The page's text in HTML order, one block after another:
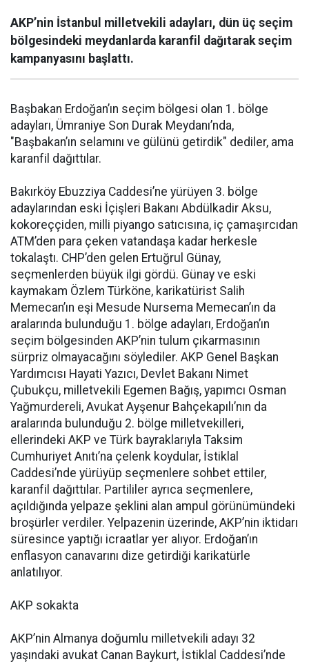
AKP’nin İstanbul milletvekili adayları, dün üç seçim
bölgesindeki meydanlarda karanfil dağıtarak seçim
kampanyasını başlattı.
Başbakan Erdoğan’ın seçim bölgesi olan 1. bölge
adayları, Ümraniye Son Durak Meydanı’nda,
"Başbakan’ın selamını ve gülünü getirdik" dediler, ama
karanfil dağıttılar.
Bakırköy Ebuzziya Caddesi’ne yürüyen 3. bölge
adaylarından eski İçişleri Bakanı Abdülkadir Aksu,
kokoreççiden, milli piyango satıcısına, iç çamaşırcıdan
ATM’den para çeken vatandaşa kadar herkesle
tokalaştı. CHP’den gelen Ertuğrul Günay,
seçmenlerden büyük ilgi gördü. Günay ve eski
kaymakam Özlem Türköne, karikatürist Salih
Memecan’ın eşi Mesude Nursema Memecan’ın da
aralarında bulunduğu 1. bölge adayları, Erdoğan’ın
seçim bölgesinden AKP’nin tulum çıkarmasının
sürpriz olmayacağını söylediler. AKP Genel Başkan
Yardımcısı Hayati Yazıcı, Devlet Bakanı Nimet
Çubukçu, milletvekili Egemen Bağış, yapımcı Osman
Yağmurdereli, Avukat Ayşenur Bahçekapılı’nın da
aralarında bulunduğu 2. bölge milletvekilleri,
ellerindeki AKP ve Türk bayraklarıyla Taksim
Cumhuriyet Anıtı’na çelenk koydular, İstiklal
Caddesi’nde yürüyüp seçmenlere sohbet ettiler,
karanfil dağıttılar. Partililer ayrıca seçmenlere,
açıldığında yelpaze şeklini alan ampul görünümündeki
broşürler verdiler. Yelpazenin üzerinde, AKP’nin iktidarı
süresince yaptığı icraatlar yer alıyor. Erdoğan’ın
enflasyon canavarını dize getirdiği karikatürle
anlatılıyor.
AKP sokakta
AKP’nin Almanya doğumlu milletvekili adayı 32
yaşındaki avukat Canan Baykurt, İstiklal Caddesi’nde